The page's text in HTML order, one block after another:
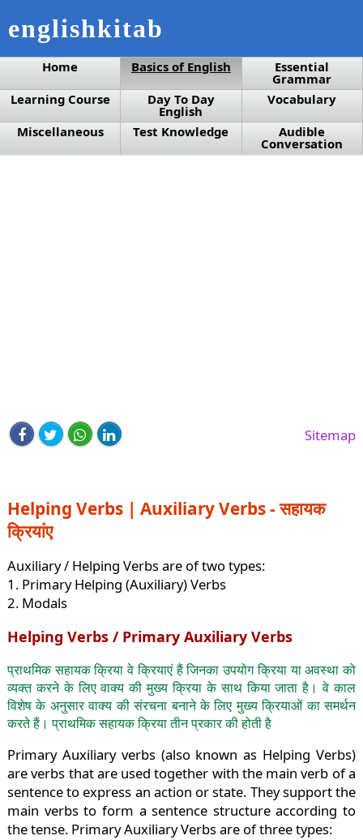
englishkitab
Home Basics of English Essential
Grammar
Learning Course
Day To Day
English
Vocabulary
Miscellaneous
Test Knowledge Audible
Conversation
Sitemap
Helping Verbs | Auxiliary Verbs - सहायक
क्रियांए
Auxiliary / Helping Verbs are of two types:
1. Primary Helping (Auxiliary) Verbs
2. Modals
Helping Verbs / Primary Auxiliary Verbs
प्राथमिक सहायक क्रिया वे क्रियाएं हैं जिनका उपयोग क्रिया या अवस्था को
व्यक्त करने के लिए वाक्य की मुख्य क्रिया के साथ किया जाता है। वे काल
विशेष के अनुसार वाक्य की संरचना बनाने के लिए मुख्य क्रियाओं का समर्थन
करते हैं। प्राथमिक सहायक क्रिया तीन प्रकार की होती है
Primary Auxiliary verbs (also known as Helping Verbs)
are verbs that are used together with the main verb of a
sentence to express an action or state. They support the
main verbs to form a sentence structure according to
the tense. Primary Auxiliary Verbs are of three types: